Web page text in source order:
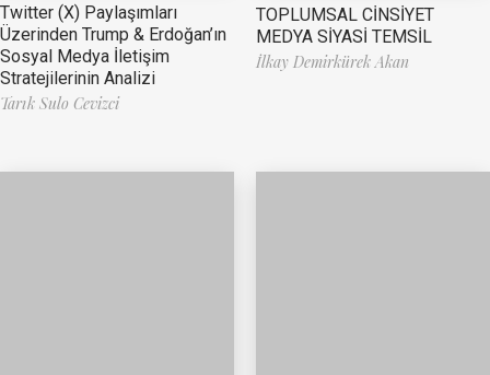
Twitter (X) Paylaşımları
Üzerinden Trump & Erdoğan’ın
Sosyal Medya İletişim
Stratejilerinin Analizi
Tarık Sulo Cevizci
TOPLUMSAL CİNSİYET
MEDYA SİYASİ TEMSİL
İlkay Demirkürek Akan